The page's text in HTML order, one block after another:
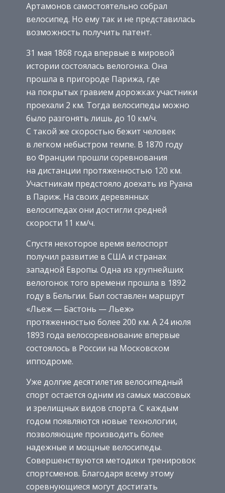
Артамонов самостоятельно собрал
велосипед. Но ему так и не представилась
возможность получить патент.
31 мая 1868 года впервые в мировой
истории состоялась велогонка. Она
прошла в пригороде Парижа, где
на покрытых гравием дорожках участники
проехали 2 км. Тогда велосипеды можно
было разгонять лишь до 10 км/ч.
С такой же скоростью бежит человек
в легком небыстром темпе. В 1870 году
во Франции прошли соревнования
на дистанции протяженностью 120 км.
Участникам предстояло доехать из Руана
в Париж. На своих деревянных
велосипедах они достигли средней
скорости 11 км/ч.
Спустя некоторое время велоспорт
получил развитие в США и странах
западной Европы. Одна из крупнейших
велогонок того времени прошла в 1892
году в Бельгии. Был составлен маршрут
«Льеж — Бастонь — Льеж»
протяженностью более 200 км. А 24 июля
1893 года велосоревнование впервые
состоялось в России на Московском
ипподроме.
Уже долгие десятилетия велосипедный
спорт остается одним из самых массовых
и зрелищных видов спорта. С каждым
годом появляются новые технологии,
позволяющие производить более
надежные и мощные велосипеды.
Совершенствуются методики тренировок
спортсменов. Благодаря всему этому
соревнующиеся могут достигать